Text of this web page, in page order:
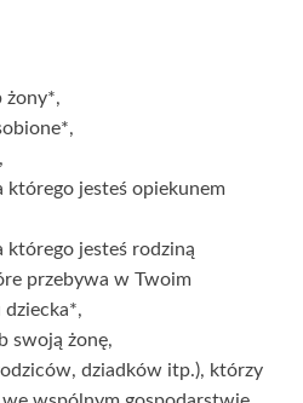
żony*,
którego jesteś opiekunem
którego jesteś rodziną
przebywa w Twoim
dziecka*,
swoją żonę,
dziadków itp.), którzy